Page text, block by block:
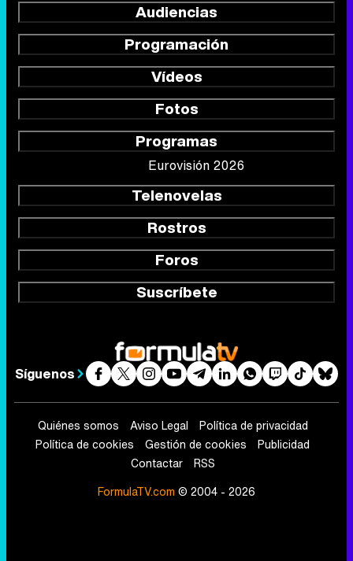
Audiencias
Programación
Vídeos
Fotos
Programas
Eurovisión 2026
Telenovelas
Rostros
Foros
Suscríbete
Síguenos
Quiénes somos Aviso Legal
Política de privacidad
Política de cookies
Gestión de cookies
Publicidad
Contactar
RSS
FormulaTV.com © 2004 - 2026